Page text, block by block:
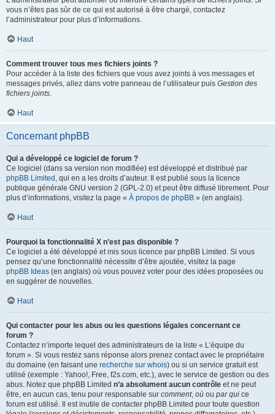
vous n’êtes pas sûr de ce qui est autorisé à être chargé, contactez
l’administrateur pour plus d’informations.
Haut
Comment trouver tous mes fichiers joints ?
Pour accéder à la liste des fichiers que vous avez joints à vos messages et
messages privés, allez dans votre panneau de l’utilisateur puis Gestion des
fichiers joints.
Haut
Concernant phpBB
Qui a développé ce logiciel de forum ?
Ce logiciel (dans sa version non modifiée) est développé et distribué par
phpBB Limited , qui en a les droits d’auteur. Il est publié sous la licence
publique générale GNU version 2 (GPL-2.0) et peut être diffusé librement. Pour
plus d’informations, visitez la page « À propos de phpBB » (en anglais).
Haut
Pourquoi la fonctionnalité X n’est pas disponible ?
Ce logiciel a été développé et mis sous licence par phpBB Limited. Si vous
pensez qu’une fonctionnalité nécessite d’être ajoutée, visitez la page
phpBB Ideas (en anglais) où vous pouvez voter pour des idées proposées ou
en suggérer de nouvelles.
Haut
Qui contacter pour les abus ou les questions légales concernant ce
forum ?
Contactez n’importe lequel des administrateurs de la liste « L’équipe du
forum ». Si vous restez sans réponse alors prenez contact avec le propriétaire
du domaine (en faisant une recherche sur whois) ou si un service gratuit est
utilisé (exemple : Yahoo!, Free, f2s.com, etc.), avec le service de gestion ou des
abus. Notez que phpBB Limited n’a absolument aucun contrôle et ne peut
être, en aucun cas, tenu pour responsable sur comment, où ou par qui ce
forum est utilisé. Il est inutile de contacter phpBB Limited pour toute question